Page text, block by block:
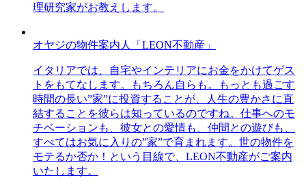
理研究家がお教えします。
オヤジの物件案内人「LEON不動産」
イタリアでは、自宅やインテリアにお金をかけてゲス
トをもてなします。もちろん自らも。もっとも過ごす
時間の長い”家”に投資することが、人生の豊かさに直
結することを彼らは知っているのですね。仕事へのモ
チベーションも、彼女との愛情も、仲間との遊びも、
すべてはお気に入りの”家”で育まれます。世の物件を
モテるか否か！という目線で、LEON不動産がご案内
いたします。